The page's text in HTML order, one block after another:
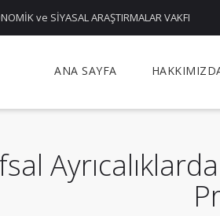
ve SİYASAL ARAŞTIRMALAR VAKFI
ANA SAYFA